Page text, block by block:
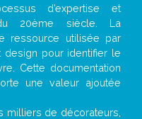
d’expertise et
20ème siècle. La
ressource utilisée par
design pour identifier le
Cette documentation
une valeur ajoutée
de décorateurs,